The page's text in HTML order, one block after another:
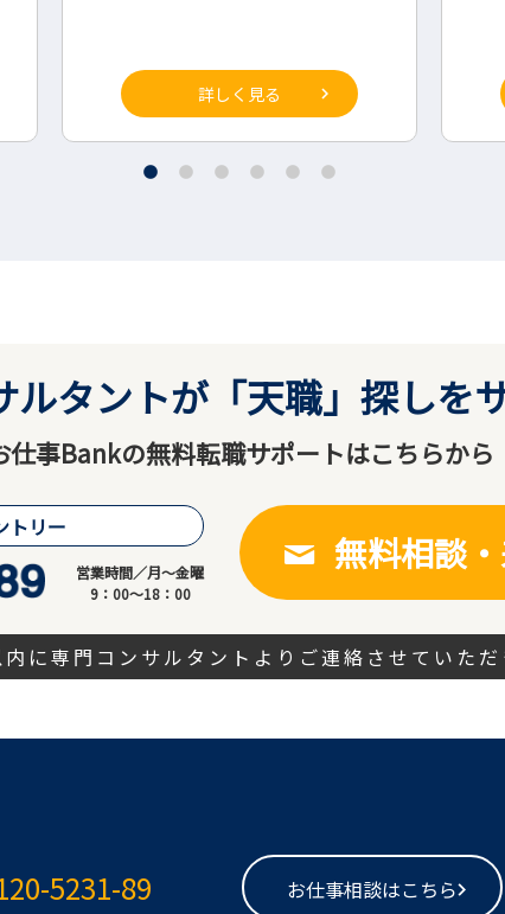
詳しく見る
ルタントが「天職」探しを
仕事Bankの無料転職サポートはこちらから
トリー
営業時間／月～金曜
9：00～18：00
無料相談
に専門コンサルタントよりご連絡させていた
5231-89 お仕事相談はこちら